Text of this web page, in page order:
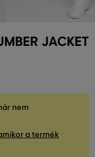
JACKET
nem
a termék